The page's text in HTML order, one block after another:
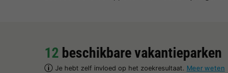
12 beschikbare vakantieparken
Je hebt zelf invloed op het zoekresultaat. Meer weten